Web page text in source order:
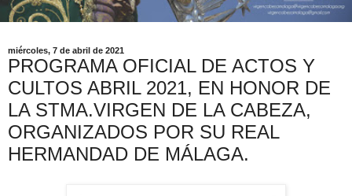
miércoles, 7 de abril de 2021
PROGRAMA OFICIAL DE ACTOS Y
CULTOS ABRIL 2021, EN HONOR DE
LA STMA.VIRGEN DE LA CABEZA,
ORGANIZADOS POR SU REAL
HERMANDAD DE MÁLAGA.